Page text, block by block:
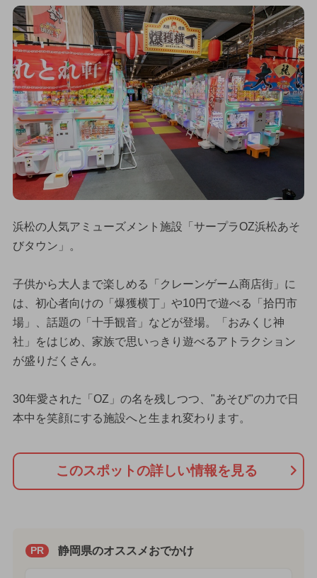
浜松の人気アミューズメント施設「サープラOZ浜松あそ
びタウン」。
子供から大人まで楽しめる「クレーンゲーム商店街」に
は、初心者向けの「爆獲横丁」や10円で遊べる「拾円市
場」、話題の「十手観音」などが登場。「おみくじ神
社」をはじめ、家族で思いっきり遊べるアトラクション
が盛りだくさん。
30年愛された「OZ」の名を残しつつ、"あそび"の力で日
本中を笑顔にする施設へと生まれ変わります。
このスポットの詳しい情報を見る
PR 静岡県のオススメおでかけ